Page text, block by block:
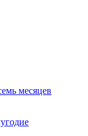
месяцев